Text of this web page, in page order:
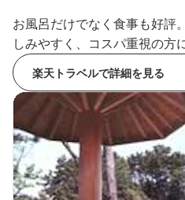
お風呂だけでなく食事も好評
しみやすく、コスパ重視の方
楽天トラベルで詳細を見る